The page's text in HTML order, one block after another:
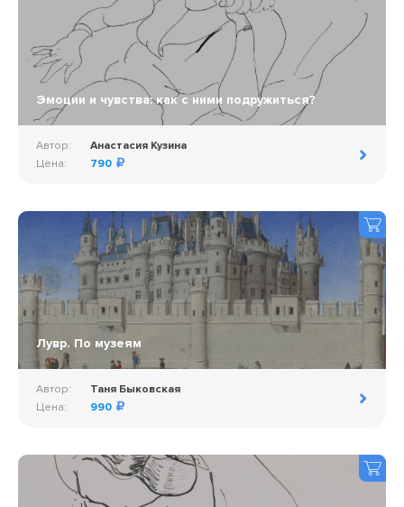
Эмоции и чувства: как с ними подружиться?
Автор:
Анастасия Кузина
Цена:
790
Лувр. По музеям
Автор:
Таня Быковская
Цена:
990